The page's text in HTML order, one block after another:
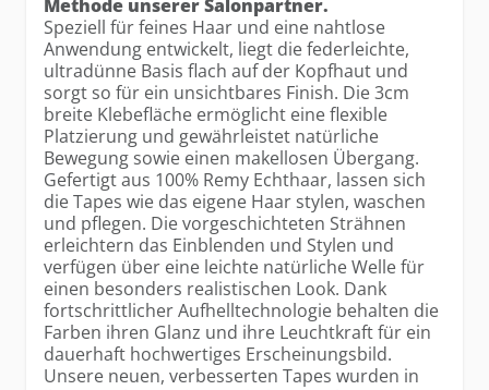
Methode unserer Salonpartner.
Speziell für feines Haar und eine nahtlose
Anwendung entwickelt, liegt die federleichte,
ultradünne Basis flach auf der Kopfhaut und
sorgt so für ein unsichtbares Finish. Die 3cm
breite Klebefläche ermöglicht eine flexible
Platzierung und gewährleistet natürliche
Bewegung sowie einen makellosen Übergang.
Gefertigt aus 100% Remy Echthaar, lassen sich
die Tapes wie das eigene Haar stylen, waschen
und pflegen. Die vorgeschichteten Strähnen
erleichtern das Einblenden und Stylen und
verfügen über eine leichte natürliche Welle für
einen besonders realistischen Look. Dank
fortschrittlicher Aufhelltechnologie behalten die
Farben ihren Glanz und ihre Leuchtkraft für ein
dauerhaft hochwertiges Erscheinungsbild.
Unsere neuen, verbesserten Tapes wurden in